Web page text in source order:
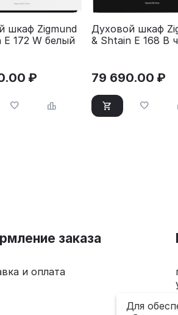
шкаф Zigmund
E 172 W белый
₽
Духовой шкаф
& Shtain E 168 B
79 690.00 ₽
заказа
и оплата
Для